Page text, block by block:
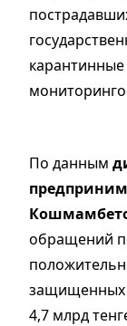
По данным
обращений
защищенных
4,7 млрд